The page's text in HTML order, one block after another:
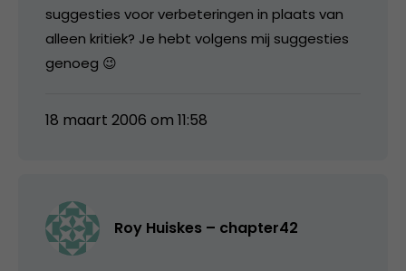
suggesties voor verbeteringen in plaats van
alleen kritiek? Je hebt volgens mij suggesties
genoeg 😉
18 maart 2006 om 11:58
Roy Huiskes – chapter42